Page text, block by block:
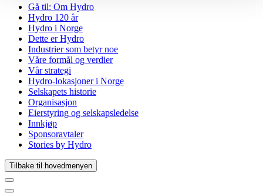
Gå til: Om Hydro
Hydro 120 år
Hydro i Norge
Dette er Hydro
Industrier som betyr noe
Våre formål og verdier
Vår strategi
Hydro-lokasjoner i Norge
Selskapets historie
Organisasjon
Eierstyring og selskapsledelse
Innkjøp
Sponsoravtaler
Stories by Hydro
Tilbake til hovedmenyen